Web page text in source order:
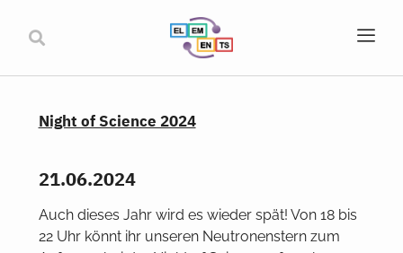
Night of Science 2024
21.06.2024
Auch dieses Jahr wird es wieder spät! Von 18 bis
22 Uhr könnt ihr unseren Neutronenstern zum